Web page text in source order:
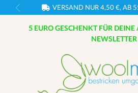
VERSAND NUR 4,50 €, AB
5 EURO GESCHENKT FÜR
NEWSLETTER